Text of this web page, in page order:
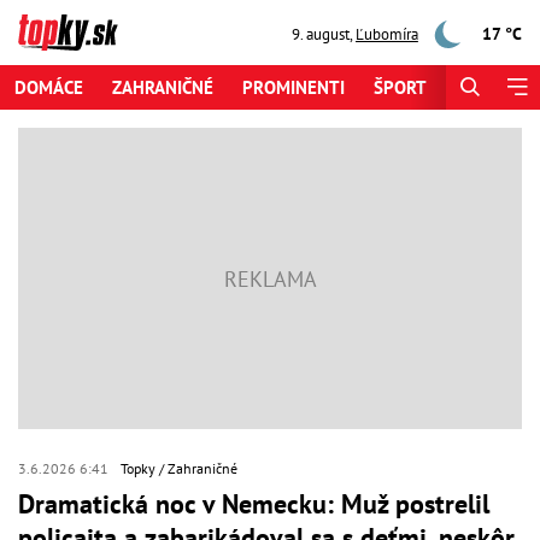
9. august,Ľubomíra 17 °C
DOMÁCE ZAHRANIČNÉ PROMINENTI ŠPORT
3.6.2026 6:41 Topky Zahraničné
Dramatická noc v Nemecku: Muž postrelil